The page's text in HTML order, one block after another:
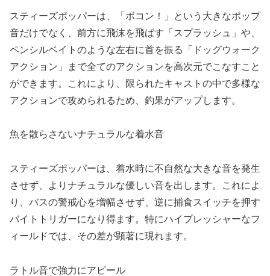
スティーズポッパーは、「ボコン！」という大きなポップ
音だけでなく、前方に飛沫を飛ばす「スプラッシュ」や、
ペンシルベイトのような左右に首を振る「ドッグウォーク
アクション」まで全てのアクションを高次元でこなすこと
ができます。これにより、限られたキャストの中で多様な
アクションで攻められるため、釣果がアップします。
魚を散らさないナチュラルな着水音
スティーズポッパーは、着水時に不自然な大きな音を発生
させず、よりナチュラルな優しい音を出します。これによ
り、バスの警戒心を増幅させず、逆に捕食スイッチを押す
バイトトリガーになり得ます。特にハイプレッシャーなフ
ィールドでは、その差が顕著に現れます。
ラトル音で強力にアピール